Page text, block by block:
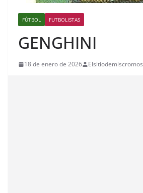
FÚTBOL FUTBOLISTAS
GENGHINI
18 de enero de 2026 Elsitiodemiscromos